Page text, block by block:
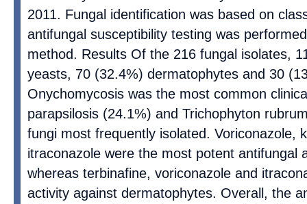
2011. Fungal identification was based on
antifungal susceptibility testing was
method. Results Of the 216 fungal isolates,
yeasts, 70 (32.4%) dermatophytes and 30
Onychomycosis was the most common
parapsilosis (24.1%) and Trichophyton
fungi most frequently isolated. Voriconazole,
itraconazole were the most potent antifungal
whereas terbinafine, voriconazole and
activity against dermatophytes. Overall, the